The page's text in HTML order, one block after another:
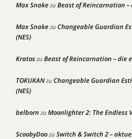
Max SnakezuBeast of Reincarnation
Max SnakezuChangeable Guardian
(NES)
KratoszuBeast of Reincarnation – die
TOKUKANzuChangeable Guardian
(NES)
belborn zuMoonlighter 2: The Endless
ScoobyDoozuSwitch & Switch 2 –